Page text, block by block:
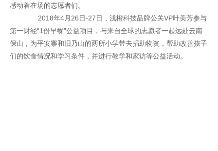
感动着在场的志愿者们。
2018年4月26日-27日，浅橙科技品牌公关VP叶美芳参与
第一财经“1份早餐”公益项目，与来自全球的志愿者一起远赴云南
保山，为平安寨和旧乃山的两所小学带去捐助物资，帮助改善孩子
们的饮食情况和学习条件，并进行教学和家访等公益活动。